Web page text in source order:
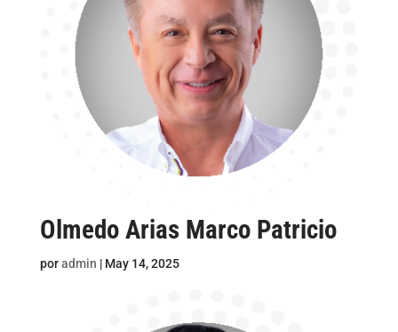
Olmedo Arias Marco Patricio
poradmin | May 14, 2025